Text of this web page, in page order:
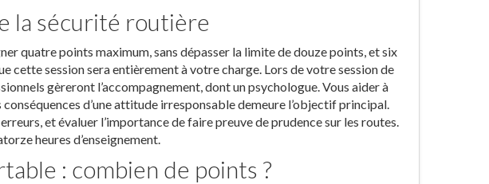
la sécurité routière
quatre points maximum, sans dépasser la limite de douze points, et six
cette session sera entièrement à votre charge. Lors de votre session de
gèreront l’accompagnement, dont un psychologue. Vous aider à
d’une attitude irresponsable demeure l’objectif principal.
et évaluer l’importance de faire preuve de prudence sur les routes.
heures d’enseignement.
: combien de points ?